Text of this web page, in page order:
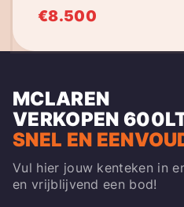
€8.500
MCLAREN
VERKOPEN
SNEL EN
Vul hier jouw kenteken in
en vrijblijvend een bod!